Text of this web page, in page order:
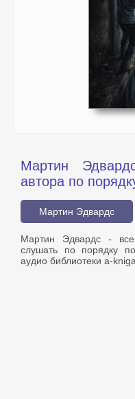
Мартин
автора по
Мартин Эдвардс
Мартин Эдвардс -
слушать по порядку
аудио библиотеки a-